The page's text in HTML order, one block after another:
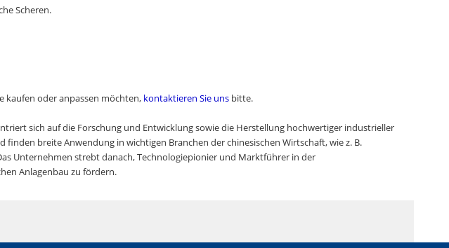
Scheren.
kaufen oder anpassen möchten, kontaktieren Sie uns bitte.
sich auf die Forschung und Entwicklung sowie die Herstellung hochwertiger industrieller
breite Anwendung in wichtigen Branchen der chinesischen Wirtschaft, wie z. B.
Unternehmen strebt danach, Technologiepionier und Marktführer in der
Anlagenbau zu fördern.